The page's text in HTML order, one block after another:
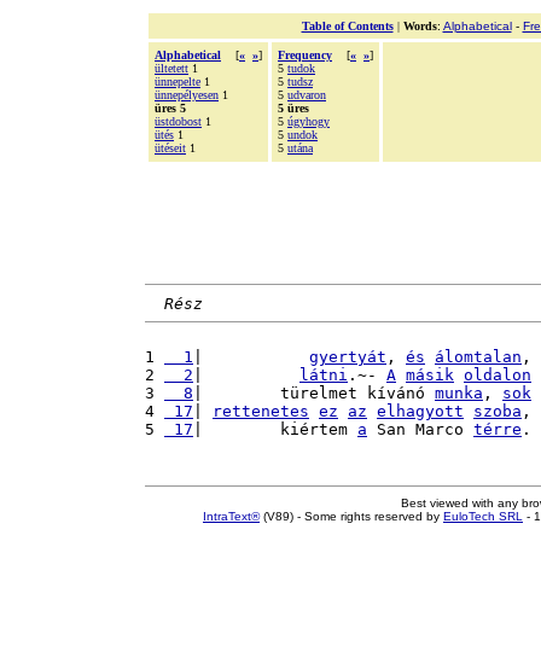
Table of Contents| Words: Alphabetical-
Alphabetical [« »]
ültetett 1
ünnepelte 1
ünnepélyesen 1
üres 5
üstdobost 1
ütés 1
ütéseit 1
Frequency [« »]
5 tudok
5 tudsz
5 udvaron
5 üres
5 úgyhogy
5 undok
5 utána
Rész
1
  1
gyertyát , és álomtalan ,
2
  2
látni .~- A másik oldalon
3
  8
|        türelmet kívánó munka , sok
4
17 rettenetes ez az elhagyott szoba ,
5
17 |        kiértem a San Marco térre .
Best viewed with any
IntraText®(V89) - Some rights reserved by EuloTech SRL -